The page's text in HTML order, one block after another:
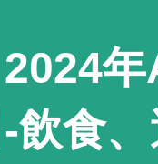
2024
飲食